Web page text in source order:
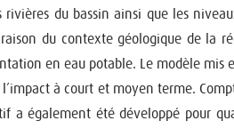
du bassin ainsi que les
du contexte géologique de la
en eau potable. Le modèle mis
à court et moyen terme.
également été développé pour